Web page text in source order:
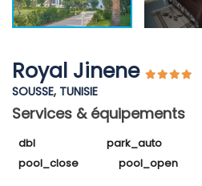
Royal Jinene
SOUSSE, TUNISIE
Services & équipements
dbl park_auto
pool_close
pool_open